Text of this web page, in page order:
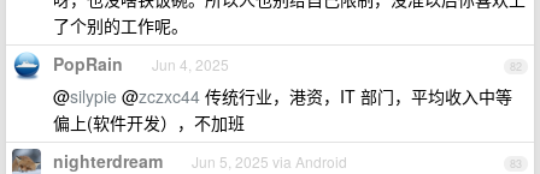
了个别的工作呢。
82
PopRain Jun 4, 2025
@silypie @zczxc44 传统行业，港资，IT 部门，平均收入中等
偏上(软件开发），不加班
83
nighterdream Jun 5, 2025 via Android